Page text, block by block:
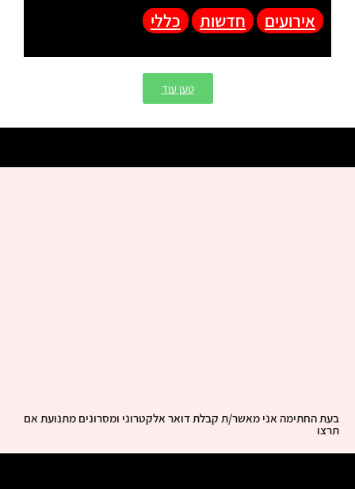
אירועים חדשות כללי
טען עוד
בעת החתימה אני מאשר/ת קבלת דואר אלקטרוני ומסרונים מתנועת אם
תרצו